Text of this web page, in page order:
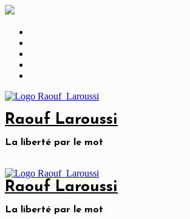
Skip
content
Raouf Laroussi
La liberté par le mot
Raouf Laroussi
La liberté par le mot